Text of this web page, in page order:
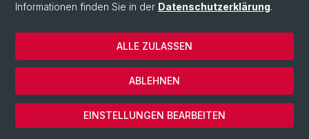
Informationen finden Sie in der Datenschutzerklärung.
EINSTELLUNGEN BEARBEITEN
ABLEHNEN
ALLE ZULASSEN